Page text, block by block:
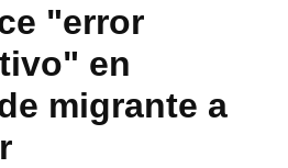
"error
en
migrante a